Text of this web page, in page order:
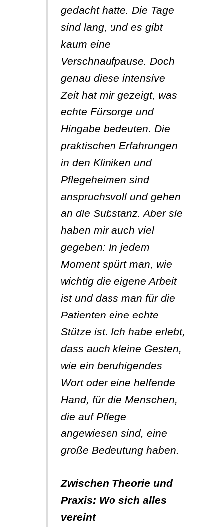
gedacht hatte. Die Tage
sind lang, und es gibt
kaum eine
Verschnaufpause. Doch
genau diese intensive
Zeit hat mir gezeigt, was
echte Fürsorge und
Hingabe bedeuten. Die
praktischen Erfahrungen
in den Kliniken und
Pflegeheimen sind
anspruchsvoll und gehen
an die Substanz. Aber sie
haben mir auch viel
gegeben: In jedem
Moment spürt man, wie
wichtig die eigene Arbeit
ist und dass man für die
Patienten eine echte
Stütze ist. Ich habe erlebt,
dass auch kleine Gesten,
wie ein beruhigendes
Wort oder eine helfende
Hand, für die Menschen,
die auf Pflege
angewiesen sind, eine
große Bedeutung haben.
Zwischen Theorie und
Praxis: Wo sich alles
vereint